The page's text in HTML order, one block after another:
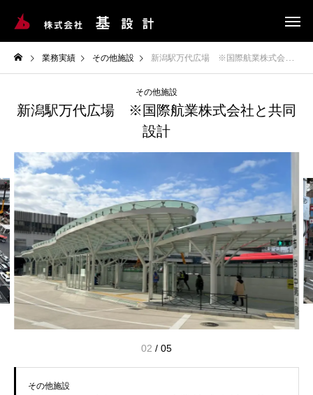
業務実績 その他施設 新潟駅万代広場 ※国際航業株式会社と共同設計
その他施設
新潟駅万代広場 ※国際航業株式会社と共同
設計
02 / 05
その他施設